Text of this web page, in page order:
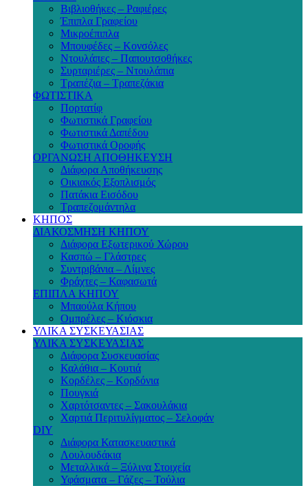
Βιβλιοθήκες – Ραφιέρες
Έπιπλα Γραφείου
Μικροέπιπλα
Μπουφέδες – Κονσόλες
Ντουλάπες – Παπουτσοθήκες
Συρταριέρες – Ντουλάπια
Τραπέζια – Τραπεζάκια
ΦΩΤΙΣΤΙΚΑ
Πορτατίφ
Φωτιστικά Γραφείου
Φωτιστικά Δαπέδου
Φωτιστικά Οροφής
ΟΡΓΑΝΩΣΗ ΑΠΟΘΗΚΕΥΣΗ
Διάφορα Αποθήκευσης
Οικιακός Εξοπλισμός
Πατάκια Εισόδου
Τραπεζομάντηλα
ΚΗΠΟΣ
ΔΙΑΚΟΣΜΗΣΗ ΚΗΠΟΥ
Διάφορα Εξωτερικού Χώρου
Κασπώ – Γλάστρες
Συντριβάνια – Λίμνες
Φράχτες – Καφασωτά
ΕΠΙΠΛΑ ΚΗΠΟΥ
Μπαούλα Κήπου
Ομπρέλες – Κιόσκια
ΥΛΙΚΑ ΣΥΣΚΕΥΑΣΙΑΣ
ΥΛΙΚΑ ΣΥΣΚΕΥΑΣΙΑΣ
Διάφορα Συσκευασίας
Καλάθια – Κουτιά
Κορδέλες – Κορδόνια
Πουγκιά
Χαρτότσαντες – Σακουλάκια
Χαρτιά Περιτυλίγματος – Σελοφάν
DIY
Διάφορα Κατασκευαστικά
Λουλουδάκια
Μεταλλικά – Ξύλινα Στοιχεία
Υφάσματα – Γάζες – Τούλια